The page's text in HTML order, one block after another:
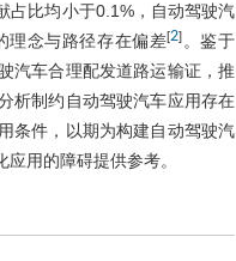
占比均小于0.1%，自动驾驶汽
理念与路径存在偏差[2] 。鉴于
汽车合理配发道路运输证，推
析制约自动驾驶汽车应用存在
条件，以期为构建自动驾驶汽
用的障碍提供参考。